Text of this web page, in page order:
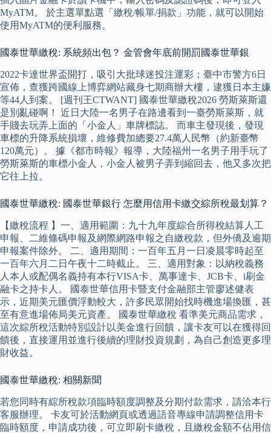
MyATM。 於主選單點選「繳稅/帳單/捐款」功能，就可以開始
使用MyATM的便利服務。
國泰世華繳稅: 系統頻出包？ 金管會年底前開罰國泰世華銀
2022卡達世界盃開打，吸引大批球迷投注運彩；臺中市警方6日
宣佈，查獲跨國線上博弈網站藏身七期商辦大樓，逮獲日本主嫌
等44人到案。 [週刊王CTWANT] 國泰世華繳稅2026 勞斯萊斯還
是別亂碰啊！ 近日大陸一名男子在路邊看到一臺勞斯萊斯，就
手賤去玩弄上面的「小金人」車牌標誌。 而車主發現後，發現
車標的升降系統損壞，維修費加總要27.4萬人民幣（約新臺幣
120萬元）。 據《都市時報》報導，大陸福州一名男子用手玩了
勞斯萊斯的車標小金人，小金人被男子弄到縮回去，他又多次把
它往上拉。
國泰世華繳稅: 國泰世華銀行 怎麼用信用卡繳交綜所稅最划算？
【繳稅流程 】一、適用範圍：九十九年度綜合所得稅結算人工
申報、二維條碼申報及網際網路申報之自繳稅款，但外僑及逾期
申報案件除外。 二、適用期間：一百年五月一日凌晨零時起至
一百年六月二日午夜十二時截止。 三、適用對象：以納稅義務
人本人或配偶名義持有本行VISA卡、萬事達卡、JCB卡、i刷金
融卡之持卡人。 國泰世華信用卡暨支付金融部主管廖述健表
示，近期美元匯價浮動較大，許多民眾開始找時機進場換匯，甚
至有意進場佈局美元資產。 國泰世華繳稅 看準美元商品需求，
這次綜所稅活動特別設計以美金進行回饋，讓卡友可以在獲得回
饋後，直接運用並進行後續的理財投資規劃，為自己創造更多理
財收益。
國泰世華繳稅: 相關新聞
若您同時有綜所稅款項臨時額度調整及分期付款需求，請洽本行
客服辦理。 卡友可於活動網頁或透過語音專線申請調整信用卡
臨時額度，申請成功後，可立即刷卡繳稅，且繳稅金額不佔用信